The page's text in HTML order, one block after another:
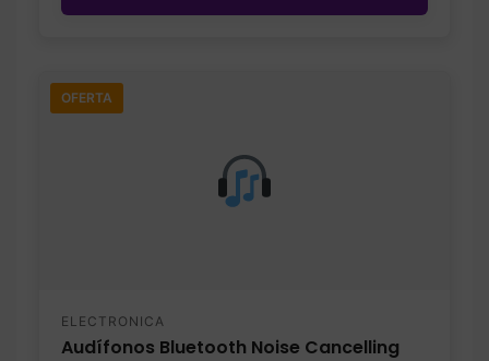
OFERTA
ELECTRONICA
Audífonos Bluetooth Noise Cancelling